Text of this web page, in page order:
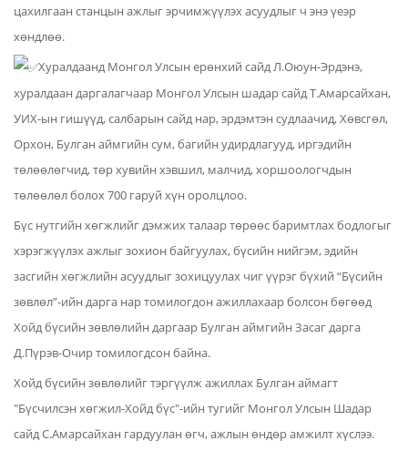
цахилгаан станцын ажлыг эрчимжүүлэх асуудлыг ч энэ үеэр
хөндлөө.
Хуралдаанд Монгол Улсын ерөнхий сайд Л.Оюун-Эрдэнэ,
хуралдаан даргалагчаар Монгол Улсын шадар сайд Т.Амарсайхан,
УИХ-ын гишүүд, салбарын сайд нар, эрдэмтэн судлаачид, Хөвсгөл,
Орхон, Булган аймгийн сум, багийн удирдлагууд, иргэдийн
төлөөлөгчид, төр хувийн хэвшил, малчид, хоршоологчдын
төлөөлөл болох 700 гаруй хүн оролцлоо.
Бүс нутгийн хөгжлийг дэмжих талаар төрөөс баримтлах бодлогыг
хэрэгжүүлэх ажлыг зохион байгуулах, бүсийн нийгэм, эдийн
засгийн хөгжлийн асуудлыг зохицуулах чиг үүрэг бүхий “Бүсийн
зөвлөл”-ийн дарга нар томилогдон ажиллахаар болсон бөгөөд
Хойд бүсийн зөвлөлийн даргаар Булган аймгийн Засаг дарга
Д.Пүрэв-Очир томилогдсон байна.
Хойд бүсийн зөвлөлийг тэргүүлж ажиллах Булган аймагт
"Бүсчилсэн хөгжил-Хойд бүс"-ийн тугийг Монгол Улсын Шадар
сайд С.Амарсайхан гардуулан өгч, ажлын өндөр амжилт хүслээ.